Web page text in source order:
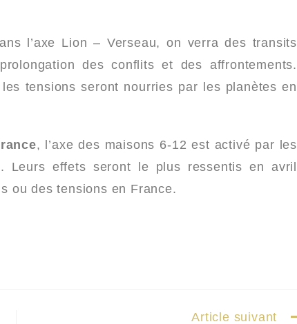
l’axe Lion – Verseau, on verra des transits
des conflits et des affrontements.
tensions seront nourries par les planètes en
, l’axe des maisons 6-12 est activé par les
Leurs effets seront le plus ressentis en avril
ou des tensions en France.
Article suivant